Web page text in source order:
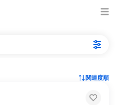
関連度順